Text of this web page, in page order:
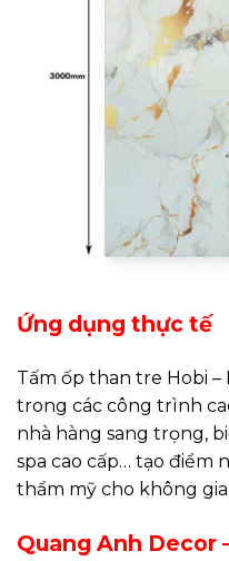
Ứng dụng thực tế
Tấm ốp than tre Hobi
trong các công trình
nhà hàng sang trọng,
spa cao cấp… tạo điểm
thẩm mỹ cho không
Quang Anh Decor